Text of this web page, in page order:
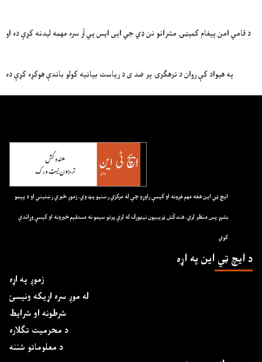
د قامي امن پیغام کمیټۍ مشرانو نن ډي جي ایی ایس پي آر سره مهمه لیدنه کړې ده او
په هیواد کې روان د ترهګرۍ پر ضد ی د ریاست بیانیه کولو باندې هوکړه کړې ده
ايچ ټي اين هغه مهم غږونه او کيسې راوړو چې له مرکزي رسنيو پټ وي. زموږ خبري رښتيني او د پېښو
بشپړ پس منظر لري. هندکُش ټريبيون نيټورک له لرې پرتو سيمو نه مستقيم خبرونه او کيسې وړاندې
کوي
د ايچ ټي اين په اړه
زموږ په اړه
له موږ سره اړیکه ونیسئ
شرطونه او شرایط
د محرمیت تګلاره
د معلوماتو شننه